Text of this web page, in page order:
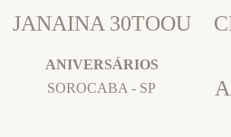
JANAINA 30TOOU
ANIVERSÁRIOS
SOROCABA - SP